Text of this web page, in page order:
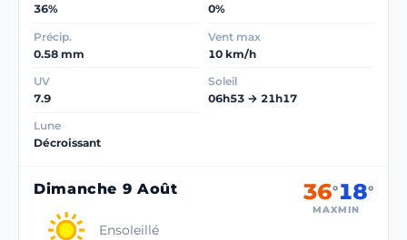
36%
0%
Précip.
0.58 mm
Vent max
10 km/h
UV
7.9
Soleil
06h53 → 21h17
Lune
Décroissant
Dimanche 9 Août
Ensoleillé
36°
MAX
18°
MIN